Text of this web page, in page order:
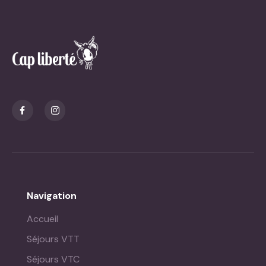
Navigation
Accueil
Séjours VTT
Séjours VTC